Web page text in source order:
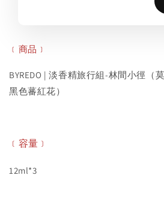
﹝商品﹞
BYREDO | 淡香精旅行組-林間小徑（
黑色蕃紅花）
﹝容量﹞
12ml*3